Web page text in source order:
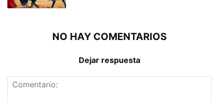
NO HAY COMENTARIOS
Dejar respuesta